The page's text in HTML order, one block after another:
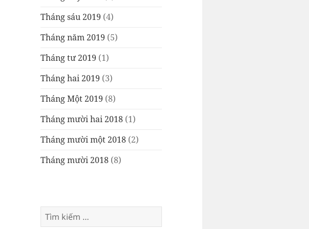
Tháng sáu 2019 (4)
Tháng năm 2019 (5)
Tháng tư 2019 (1)
Tháng hai 2019 (3)
Tháng Một 2019 (8)
Tháng mười hai 2018 (1)
Tháng mười một 2018 (2)
Tháng mười 2018 (8)
Tìm
kiếm